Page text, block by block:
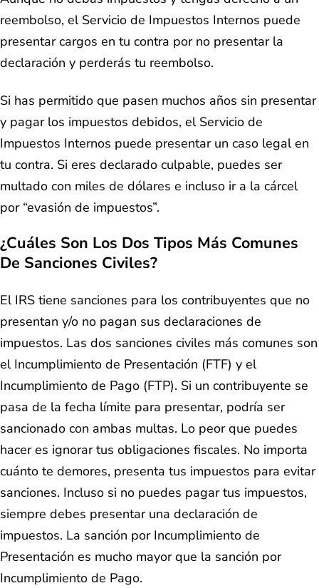
reembolso, el Servicio de Impuestos Internos puede
presentar cargos en tu contra por no presentar la
declaración y perderás tu reembolso.
Si has permitido que pasen muchos años sin presentar
y pagar los impuestos debidos, el Servicio de
Impuestos Internos puede presentar un caso legal en
tu contra. Si eres declarado culpable, puedes ser
multado con miles de dólares e incluso ir a la cárcel
por “evasión de impuestos”.
¿Cuáles Son Los Dos Tipos Más Comunes
De Sanciones Civiles?
El IRS tiene sanciones para los contribuyentes que no
presentan y/o no pagan sus declaraciones de
impuestos. Las dos sanciones civiles más comunes son
el Incumplimiento de Presentación (FTF) y el
Incumplimiento de Pago (FTP). Si un contribuyente se
pasa de la fecha límite para presentar, podría ser
sancionado con ambas multas. Lo peor que puedes
hacer es ignorar tus obligaciones fiscales. No importa
cuánto te demores, presenta tus impuestos para evitar
sanciones. Incluso si no puedes pagar tus impuestos,
siempre debes presentar una declaración de
impuestos. La sanción por Incumplimiento de
Presentación es mucho mayor que la sanción por
Incumplimiento de Pago.